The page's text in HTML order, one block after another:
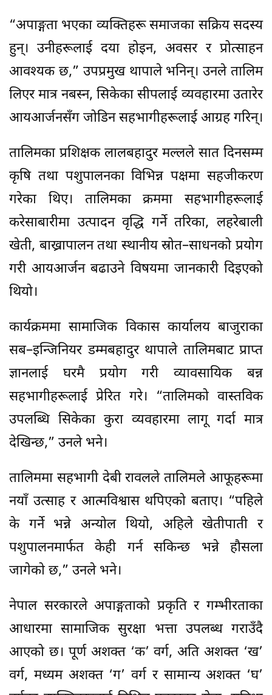
“अपाङ्गता भएका व्यक्तिहरू समाजका सक्रिय सदस्य
हुन्। उनीहरूलाई दया होइन, अवसर र प्रोत्साहन
आवश्यक छ,” उपप्रमुख थापाले भनिन्। उनले तालिम
लिएर मात्र नबस्न, सिकेका सीपलाई व्यवहारमा उतारेर
आयआर्जनसँग जोडिन सहभागीहरूलाई आग्रह गरिन्।
तालिमका प्रशिक्षक लालबहादुर मल्लले सात दिनसम्म
कृषि तथा पशुपालनका विभिन्न पक्षमा सहजीकरण
गरेका थिए। तालिमका क्रममा सहभागीहरूलाई
करेसाबारीमा उत्पादन वृद्धि गर्ने तरिका, लहरेबाली
खेती, बाख्रापालन तथा स्थानीय स्रोत–साधनको प्रयोग
गरी आयआर्जन बढाउने विषयमा जानकारी दिइएको
थियो।
कार्यक्रममा सामाजिक विकास कार्यालय बाजुराका
सब–इन्जिनियर डम्मबहादुर थापाले तालिमबाट प्राप्त
ज्ञानलाई घरमै प्रयोग गरी व्यावसायिक बन्न
सहभागीहरूलाई प्रेरित गरे। “तालिमको वास्तविक
उपलब्धि सिकेका कुरा व्यवहारमा लागू गर्दा मात्र
देखिन्छ,” उनले भने।
तालिममा सहभागी देबी रावलले तालिमले आफूहरूमा
नयाँ उत्साह र आत्मविश्वास थपिएको बताए। “पहिले
के गर्ने भन्ने अन्योल थियो, अहिले खेतीपाती र
पशुपालनमार्फत केही गर्न सकिन्छ भन्ने हौसला
जागेको छ,” उनले भने।
नेपाल सरकारले अपाङ्गताको प्रकृति र गम्भीरताका
आधारमा सामाजिक सुरक्षा भत्ता उपलब्ध गराउँदै
आएको छ। पूर्ण अशक्त ‘क’ वर्ग, अति अशक्त ‘ख’
वर्ग, मध्यम अशक्त ‘ग’ वर्ग र सामान्य अशक्त ‘घ’